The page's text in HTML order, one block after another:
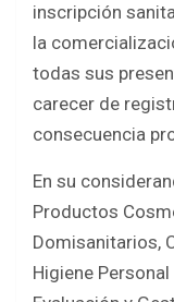
inscripción
la
todas sus
carecer de
consecuencia
En su
Productos
Domisanitarios,
Higiene